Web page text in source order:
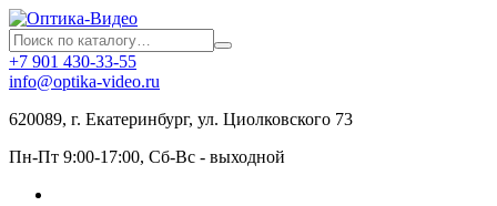
+7 901 430-33-55
info@optika-video.ru
620089, г. Екатеринбург, ул. Циолковского 73
Пн-Пт 9:00-17:00, Сб-Вс - выходной